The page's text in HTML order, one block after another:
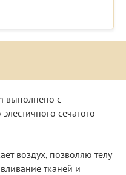
выполнено с
сечатого
воздух, позволяю телу
тканей и